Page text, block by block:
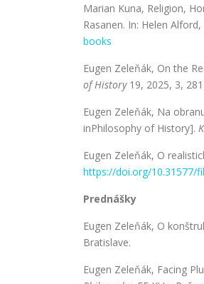
Marian Kuna, Religion,
Rasanen. In: Helen
books
Eugen Zeleňák, On the
of History19, 2025, 3,
Eugen Zeleňák, Na
inPhilosophy of History].
Eugen Zeleňák, O
https://doi.org/10.31577/
Prednášky
Eugen Zeleňák, O
Bratislave.
Eugen Zeleňák, Facing